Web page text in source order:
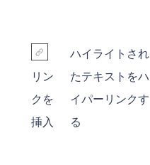
リン
クを
挿入
ハイライトされ
たテキストをハ
イパーリンクす
る